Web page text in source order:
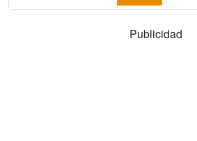
Publicidad